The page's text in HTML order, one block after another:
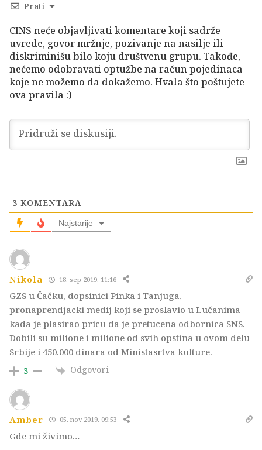
Prati
CINS neće objavljivati komentare koji sadrže
uvrede, govor mržnje, pozivanje na nasilje ili
diskriminišu bilo koju društvenu grupu. Takođe,
nećemo odobravati optužbe na račun pojedinaca
koje ne možemo da dokažemo. Hvala što poštujete
ova pravila :)
3 KOMENTARA
Najstarije
Nikola 18. sep 2019. 11:16
GZS u Čačku, dopsinici Pinka i Tanjuga,
pronaprendjacki medij koji se proslavio u Lučanima
kada je plasirao pricu da je pretucena odbornica SNS.
Dobili su milione i milione od svih opstina u ovom delu
Srbije i 450.000 dinara od Ministasrtva kulture.
3 Odgovori
Amber 05. nov 2019. 09:53
Gde mi živimo…